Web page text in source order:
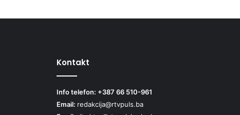
Kontakt
Info telefon: +387 66 510-961
Email: redakcija@rtvpuls.ba